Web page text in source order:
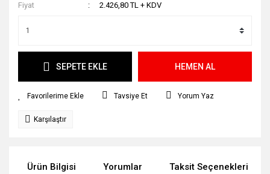
Fiyat
2.426,80 TL + KDV
SEPETE EKLE HEMEN AL
Tavsiye Et Yorum Yaz
Karşılaştır
Ürün Bilgisi Yorumlar Taksit Seçenekleri